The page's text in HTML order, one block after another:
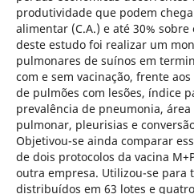
produtividade que podem
alimentar (C.A.) e até 30%
deste estudo foi realizar um
pulmonares de suínos em
com e sem vacinação, frente
de pulmões com lesões, índice
prevalência de pneumonia,
pulmonar, pleurisias e
Objetivou-se ainda comparar
de dois protocolos da vacina
outra empresa. Utilizou-se para
distribuídos em 63 lotes e